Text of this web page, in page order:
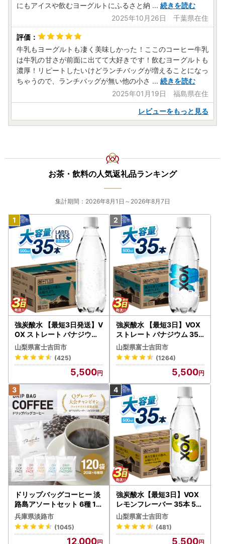
にもアイスや飲むヨーグルトにふるさと納 ... 続きを読む
2025年10月26日 千葉県在住
牛乳もヨーグルトも凄く美味しかった！ここのコーヒー牛乳
は牛乳の甘さが前面に出てて大好きです！飲むヨーグルトも
濃厚！リピートしたいけどランチバッグが増えることになっ
ちゃうので、ランチバッグが無い他の小さ ... 続きを読む
2025年01月19日 福島県在住
レビューをもっと見る
お茶・飲料の人気返礼品ランキング
集計期間：2026年8月1日～2026年8月7日
強炭酸水 【最短3日発送】V
OX ストレート バナジウム
強炭酸水 35本 500ml ラベ
ルレス【富士吉田市限定カ
ートン】 炭酸
山梨県富士吉田市
(425)
5,500
強炭酸水 【最短3日】VOX
ストレート バナジウム 35
本 500ml 【富士吉田市限
定カートン】炭酸
山梨県富士吉田市
(1264)
5,500
ドリップバッグコーヒー 淡
路島アソートセット 6種 12
0袋 飲み比べ コーヒー
兵庫県淡路市
(1045)
12,000
強炭酸水【最短3日】VOX
レモンフレーバー 35本 50
0ml 【富士吉田市限定カー
トン】炭酸
山梨県富士吉田市
(481)
5,500